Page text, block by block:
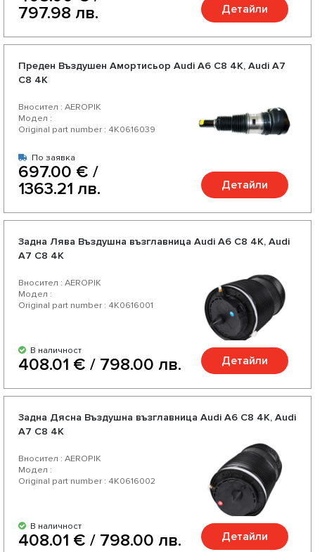
797.98 лв.
Детайли
Преден Въздушен Амортисьор Audi А6 C8 4K, Audi А7
C8 4K
Вносител : AEROPIK
Модел :
Original part number : 4K0616039
По заявка
697.00 € /
1363.21 лв.
Детайли
Задна Лява Въздушна възглавница Audi А6 C8 4K, Audi
А7 C8 4K
Вносител : AEROPIK
Модел :
Original part number : 4K0616001
В наличност
408.01 € / 798.00 лв. Детайли
Задна Дясна Въздушна възглавница Audi А6 C8 4K, Audi
А7 C8 4K
Вносител : AEROPIK
Модел :
Original part number : 4K0616002
В наличност
408.01 € / 798.00 лв. Детайли